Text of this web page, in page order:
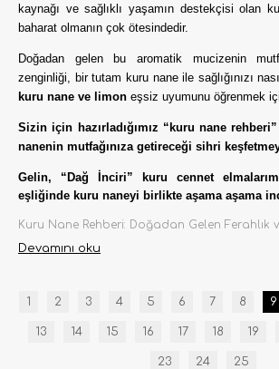
kaynağı ve sağlıklı yaşamın destekçisi olan
baharat olmanın çok ötesindedir.
Doğadan gelen bu aromatik mucizenin
zenginliği, bir tutam kuru nane ile sağlığınızı
kuru nane ve limon eşsiz uyumunu öğrenmek
Sizin için hazırladığımız “kuru nane
nanenin mutfağınıza getireceği sihri
Gelin, “Dağ İnciri” kuru cennet
eşliğinde kuru naneyi birlikte aşama aşama
Kuru Nane Rehberi: Doğadan Gelen Ferahlık
Devamını oku
1 2 3 4 5 6 7 8 9
13 14 15 16 17 18 19
23 24 25